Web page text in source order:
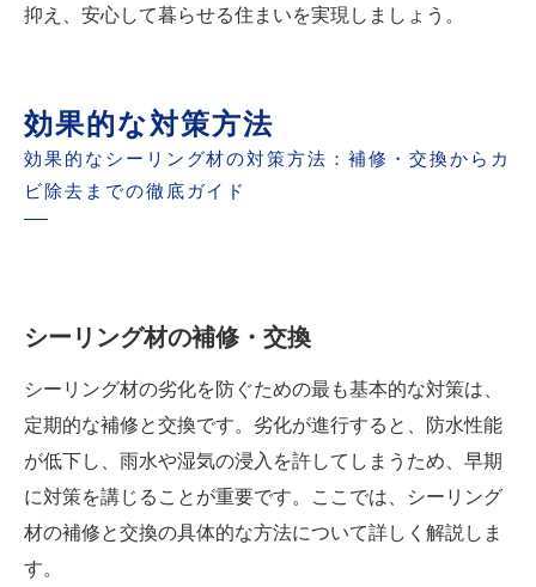
抑え、安心して暮らせる住まいを実現しましょう。
効果的な対策方法
効果的なシーリング材の対策方法：補修・交換からカ
ビ除去までの徹底ガイド
シーリング材の補修・交換
シーリング材の劣化を防ぐための最も基本的な対策は、
定期的な補修と交換です。劣化が進行すると、防水性能
が低下し、雨水や湿気の浸入を許してしまうため、早期
に対策を講じることが重要です。ここでは、シーリング
材の補修と交換の具体的な方法について詳しく解説しま
す。